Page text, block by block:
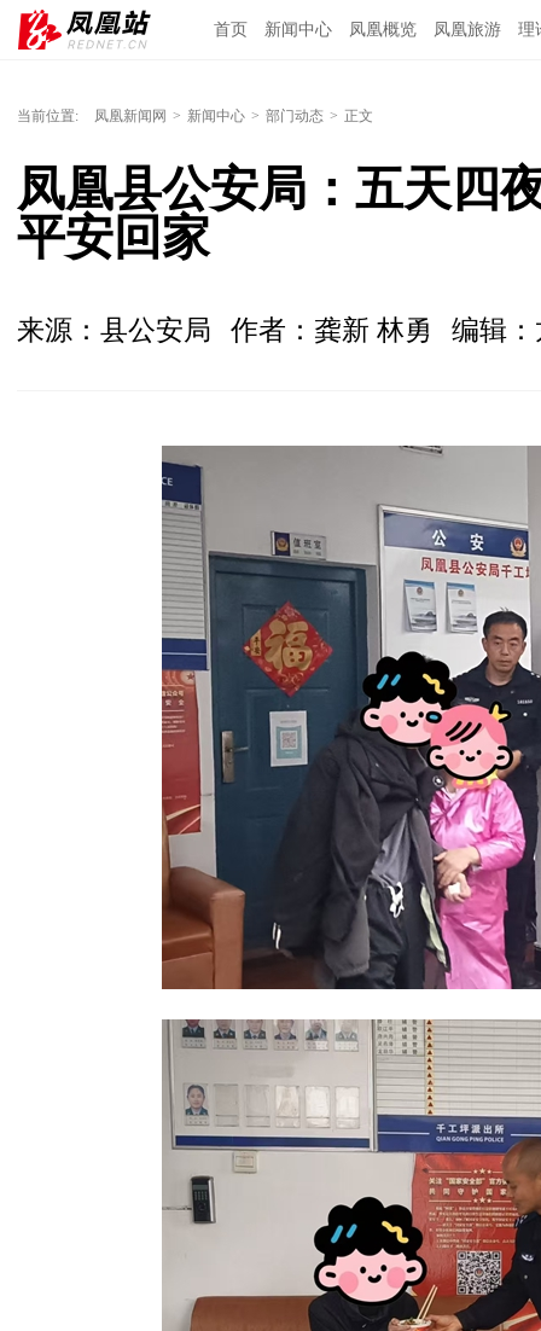
首页 新闻中心 凤凰概览 凤凰旅游 理
当前位置: 凤凰新闻网 > 新闻中心 > 部门动态 > 正文
凤凰县公安局：五天四
平安回家
来源：县公安局 作者：龚新 林勇 编辑